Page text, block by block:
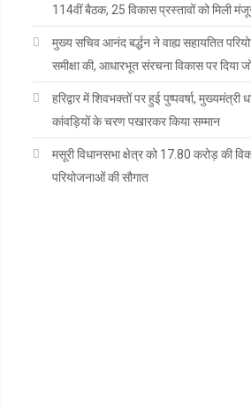
114वीं बैठक, 25 विकास प्रस्तावों को मिली
मुख्य सचिव आनंद बर्द्धन ने वाह्य सहायतित
समीक्षा की, आधारभूत संरचना विकास पर दिया
हरिद्वार में शिवभक्तों पर हुई पुष्पवर्षा, मुख्यमंत्री
कांवड़ियों के चरण पखारकर किया सम्मान
मसूरी विधानसभा क्षेत्र को 17.80 करोड़ की
परियोजनाओं की सौगात